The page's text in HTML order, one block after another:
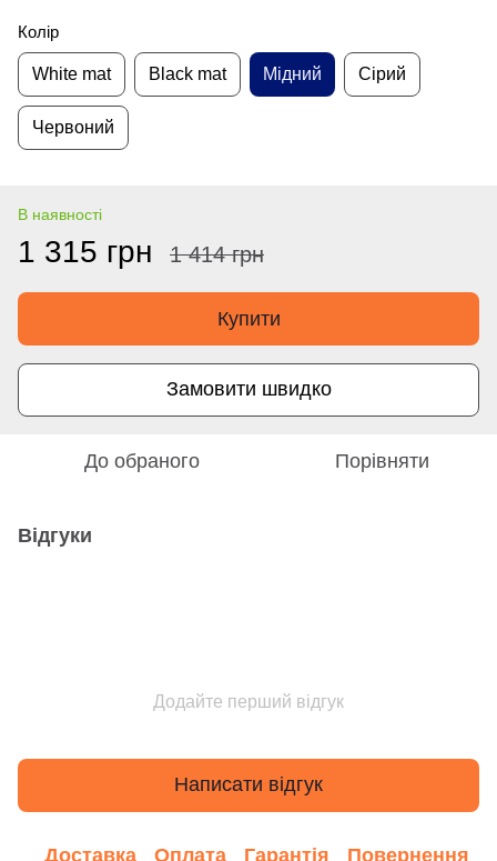
Колір
White mat Black mat Мідний Сірий
Червоний
В наявності
1 315 грн 1 414 грн
Купити
Замовити швидко
До обраного Порівняти
Відгуки
Додайте перший відгук
Написати відгук
Доставка Оплата Гарантія Повернення